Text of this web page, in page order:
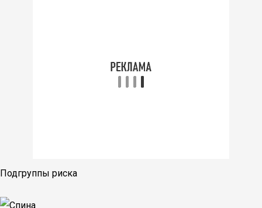
Подгруппы риска